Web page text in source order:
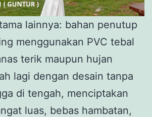
lainnya: bahan penutup
menggunakan PVC tebal
terik maupun hujan
lagi dengan desain tanpa
di tengah, menciptakan
luas, bebas hambatan,